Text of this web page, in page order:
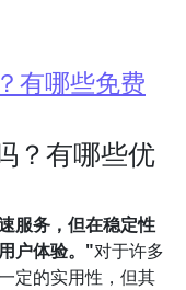
有哪些免费
？有哪些优
服务，但在稳定性
户体验。"对于许多
定的实用性，但其